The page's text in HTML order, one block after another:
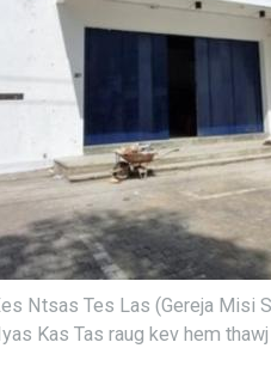
Ntsas Tes Las (Gereja Misi
Kas Tas raug kev hem